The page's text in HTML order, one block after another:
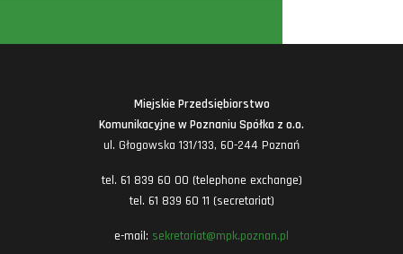
Miejskie Przedsiębiorstwo
Komunikacyjne w Poznaniu Spółka z o.o.
ul. Głogowska 131/133, 60-244 Poznań
tel. 61 839 60 00 (telephone exchange)
tel. 61 839 60 11 (secretariat)
e-mail: sekretariat@mpk.poznan.pl